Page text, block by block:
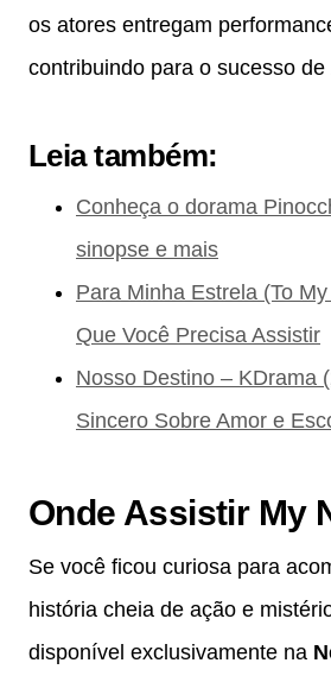
os atores entregam
contribuindo para o sucesso de
Leia também:
Conheça o dorama
sinopse e mais
Para Minha Estrela (To
Que Você Precisa Assistir
Nosso Destino – KDrama
Sincero Sobre Amor e
Onde Assistir My
Se você ficou curiosa para
história cheia de ação e
disponível exclusivamente na